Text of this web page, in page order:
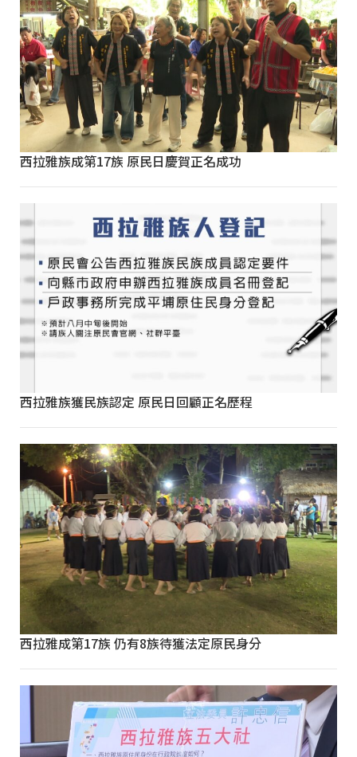
西拉雅族成第17族 原民日慶賀正名成功
西拉雅族獲民族認定 原民日回顧正名歷程
西拉雅成第17族 仍有8族待獲法定原民身分